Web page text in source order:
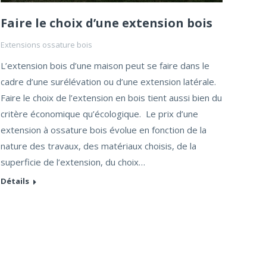
Faire le choix d’une extension bois
Extensions ossature bois
L’extension bois d’une maison peut se faire dans le
cadre d’une surélévation ou d’une extension latérale.
Faire le choix de l’extension en bois tient aussi bien du
critère économique qu’écologique. Le prix d’une
extension à ossature bois évolue en fonction de la
nature des travaux, des matériaux choisis, de la
superficie de l’extension, du choix…
Détails